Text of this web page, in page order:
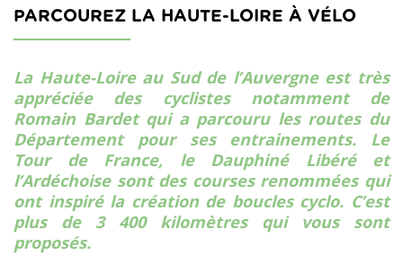
PARCOUREZ LA HAUTE-LOIRE À VÉLO
La Haute-Loire au Sud de l’Auvergne est très
appréciée des cyclistes notamment de
Romain Bardet qui a parcouru les routes du
Département pour ses entrainements. Le
Tour de France, le Dauphiné Libéré et
l’Ardéchoise sont des courses renommées qui
ont inspiré la création de boucles cyclo. C’est
plus de 3 400 kilomètres qui vous sont
proposés.